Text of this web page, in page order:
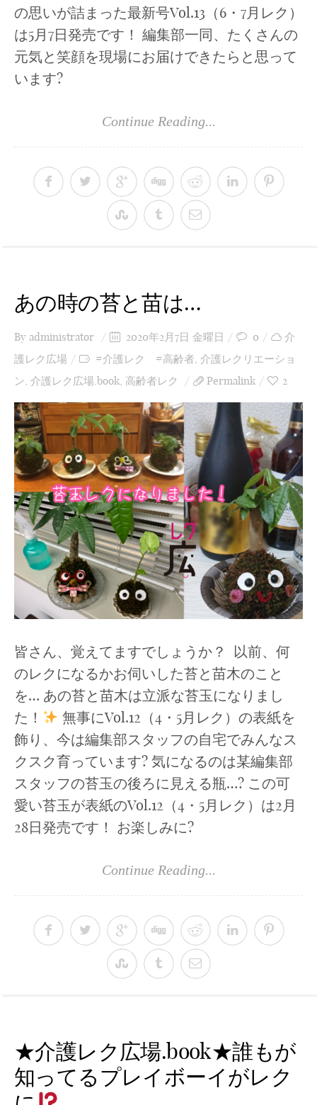
の思いが詰まった最新号Vol.13（6・7月レク）
は5月7日発売です！ 編集部一同、たくさんの
元気と笑顔を現場にお届けできたらと思って
います?
Continue Reading...
あの時の苔と苗は…
By administrator 2020年2月7日 金曜日 0
介
護レク広場
#介護レク #高齢者 介護レクリエーショ
ン 介護レク広場.book 高齢者レク Permalink 2
皆さん、覚えてますでしょうか？ 以前、何
のレクになるかお伺いした苔と苗木のこと
を… あの苔と苗木は立派な苔玉になりまし
た！
無事にVol.12（4・5月レク）の表紙を
飾り、今は編集部スタッフの自宅でみんなス
クスク育っています? 気になるのは某編集部
スタッフの苔玉の後ろに見える瓶…? この可
愛い苔玉が表紙のVol.12（4・5月レク）は2月
28日発売です！ お楽しみに?
Continue Reading...
★介護レク広場.book★誰もが
知ってるプレイボーイがレク